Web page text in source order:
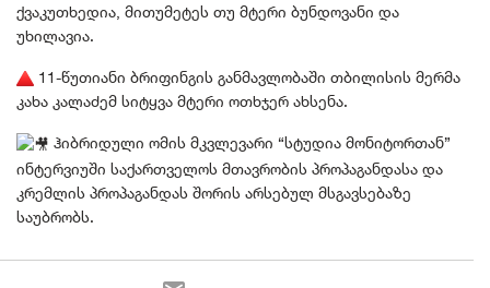
ქვაკუთხედია, მითუმეტეს თუ მტერი ბუნდოვანი და
უხილავია.
11-წუთიანი ბრიფინგის განმავლობაში თბილისის მერმა
კახა კალაძემ სიტყვა მტერი ოთხჯერ ახსენა.
ჰიბრიდული ომის მკვლევარი “სტუდია მონიტორთან”
ინტერვიუში საქართველოს მთავრობის პროპაგანდასა და
კრემლის პროპაგანდას შორის არსებულ მსგავსებაზე
საუბრობს.